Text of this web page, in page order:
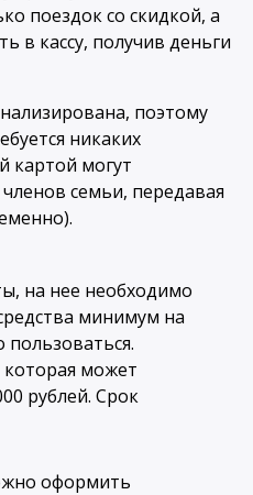
поездок со скидкой, а
в кассу, получив деньги
поэтому
никаких
картой могут
семьи, передавая
на нее необходимо
минимум на
может
рублей. Срок
оформить